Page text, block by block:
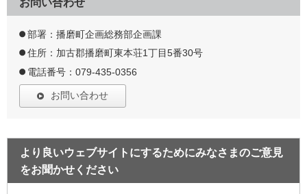
部署：播磨町企画総務部企画課
住所：加古郡播磨町東本荘1丁目5番30号
電話番号：079-435-0356
お問い合わせ
より良いウェブサイトにするためにみなさまのご意見
をお聞かせください